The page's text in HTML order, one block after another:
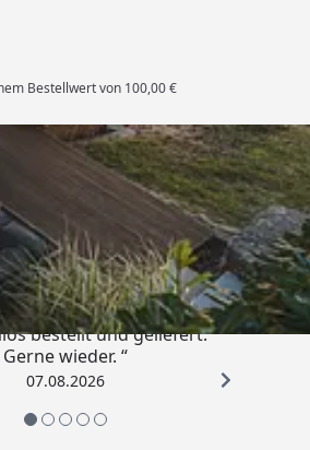
Bestellwert von 100,00 €
Shops
4,85/ 5
bestellt und geliefert.
Gerne wieder. “
07.08.2026